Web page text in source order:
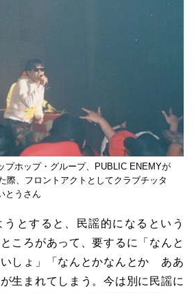
プホップ・グループ、PUBLIC ENEMYが
際、フロントアクトとしてクラブチッタ
とうさん
うとすると、民謡的になるという
ころがあって、要するに「なんと
しょ」「なんとかなんとか ああ
生まれてしまう。今は別に民謡に